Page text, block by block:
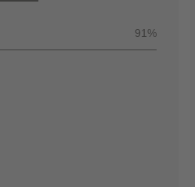
91%